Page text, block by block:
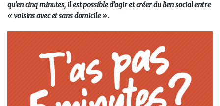
qu’en cinq minutes, il est possible d’agir et créer du lien social entre
« voisins avec et sans domicile ».